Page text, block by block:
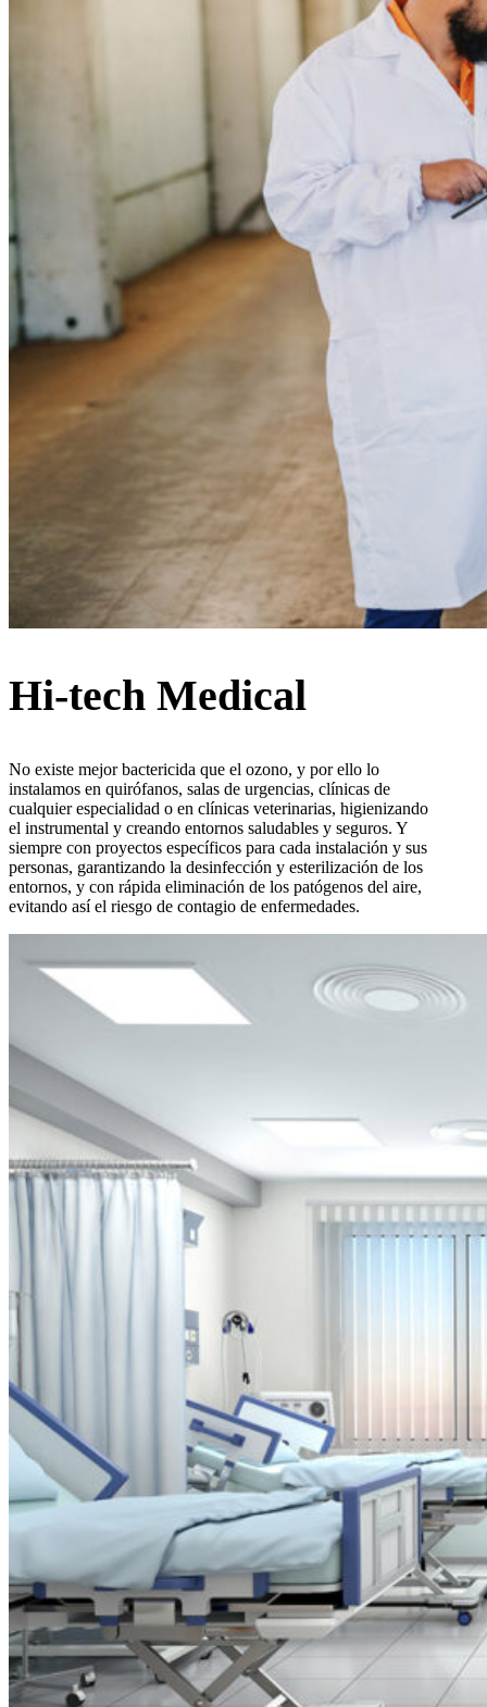
Hi-tech Medical
No existe mejor bactericida que el ozono, y por ello lo
instalamos en quirófanos, salas de urgencias, clínicas de
cualquier especialidad o en clínicas veterinarias, higienizando
el instrumental y creando entornos saludables y seguros. Y
siempre con proyectos específicos para cada instalación y sus
personas, garantizando la desinfección y esterilización de los
entornos, y con rápida eliminación de los patógenos del aire,
evitando así el riesgo de contagio de enfermedades.